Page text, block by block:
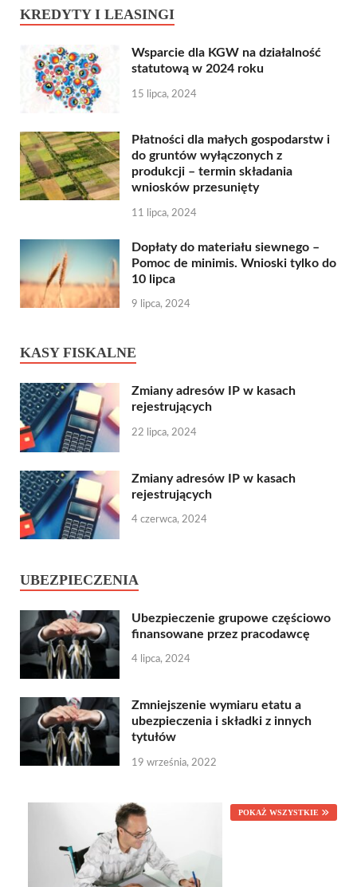
KREDYTY I LEASINGI
Wsparcie dla KGW na działalność
statutową w 2024 roku
15 lipca, 2024
Płatności dla małych gospodarstw i
do gruntów wyłączonych z
produkcji – termin składania
wniosków przesunięty
11 lipca, 2024
Dopłaty do materiału siewnego –
Pomoc de minimis. Wnioski tylko do
10 lipca
9 lipca, 2024
KASY FISKALNE
Zmiany adresów IP w kasach
rejestrujących
22 lipca, 2024
Zmiany adresów IP w kasach
rejestrujących
4 czerwca, 2024
UBEZPIECZENIA
Ubezpieczenie grupowe częściowo
finansowane przez pracodawcę
4 lipca, 2024
Zmniejszenie wymiaru etatu a
ubezpieczenia i składki z innych
tytułów
19 września, 2022
POKAŻ WSZYSTKIE